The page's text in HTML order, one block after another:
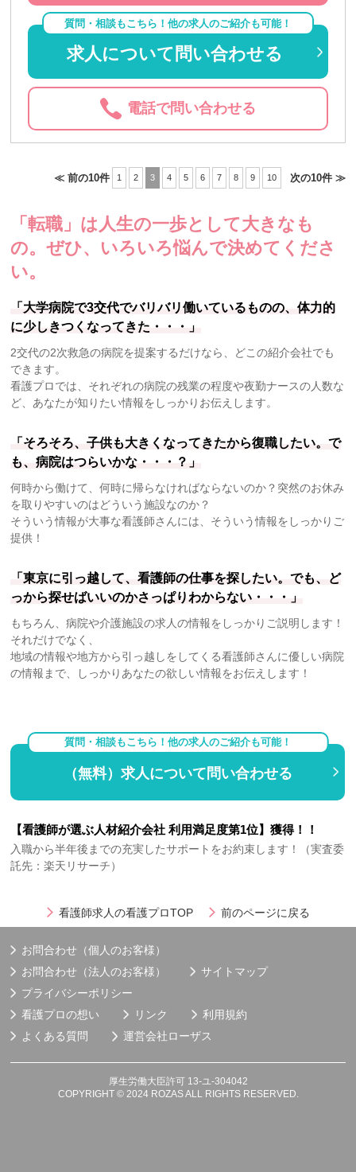
質問・相談もこちら！他の求人のご紹介も可能！
求人について問い合わせる
電話で問い合わせる
≪ 前の10件 1 2 3 4 5 6 7 8 9 10 次の10件 ≫
「転職」は人生の一歩として大きなも
の。ぜひ、いろいろ悩んで決めてくださ
い。
「大学病院で3交代でバリバリ働いているものの、体力的
に少しきつくなってきた・・・」
2交代の2次救急の病院を提案するだけなら、どこの紹介会社でも
できます。
看護プロでは、それぞれの病院の残業の程度や夜勤ナースの人数な
ど、あなたが知りたい情報をしっかりお伝えします。
「そろそろ、子供も大きくなってきたから復職したい。で
も、病院はつらいかな・・・？」
何時から働けて、何時に帰らなければならないのか？突然のお休み
を取りやすいのはどういう施設なのか？
そういう情報が大事な看護師さんには、そういう情報をしっかりご
提供！
「東京に引っ越して、看護師の仕事を探したい。でも、ど
っから探せばいいのかさっぱりわからない・・・」
もちろん、病院や介護施設の求人の情報をしっかりご説明します！
それだけでなく、
地域の情報や地方から引っ越しをしてくる看護師さんに優しい病院
の情報まで、しっかりあなたの欲しい情報をお伝えします！
質問・相談もこちら！他の求人のご紹介も可能！
（無料）求人について問い合わせる
【看護師が選ぶ人材紹介会社 利用満足度第1位】獲得！！
入職から半年後までの充実したサポートをお約束します！（実査委
託先：楽天リサーチ）
看護師求人の看護プロTOP 前のページに戻る
お問合わせ（個人のお客様）
お問合わせ（法人のお客様）
サイトマップ
プライバシーポリシー
看護プロの想い
リンク
利用規約
よくある質問
運営会社ローザス
厚生労働大臣許可 13-ユ-304042
COPYRIGHT © 2024 ROZAS ALL RIGHTS RESERVED.